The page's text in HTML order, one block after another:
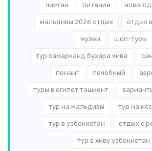
чимган питание
мальдивы 2026 отдых отдых
музеи шоп-туры
тур самарканд бухара хива
пенанг лечебный
туры в египет ташкент
тур на мальдивы тур на
тур в узбекистан отдых с
тур в хиву узбекистан